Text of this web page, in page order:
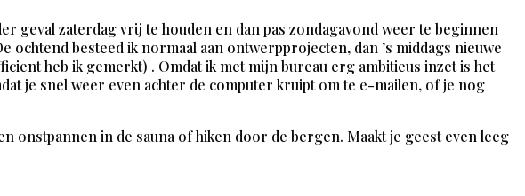
geval zaterdag vrij te houden en dan pas zondagavond weer te beginnen
besteed ik normaal aan ontwerpprojecten, dan ’s middags nieuwe
heb ik gemerkt) . Omdat ik met mijn bureau erg ambitieus inzet is het
je snel weer even achter de computer kruipt om te e-mailen, of je nog
onstpannen in de sauna of hiken door de bergen. Maakt je geest even leeg